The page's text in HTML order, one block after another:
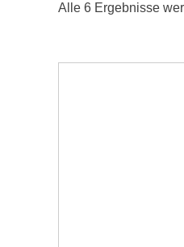
Alle 6 Ergebnisse